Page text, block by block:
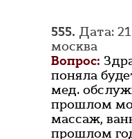
555. Дата:
москва
Вопрос:
поняла
мед.
прошлом
массаж,
прошлом